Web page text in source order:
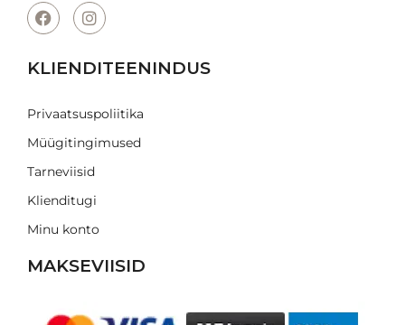
KLIENDITEENINDUS
Privaatsuspoliitika
Müügitingimused
Tarneviisid
Klienditugi
Minu konto
MAKSEVIISID